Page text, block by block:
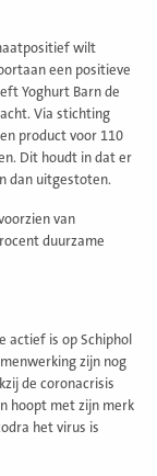
wilt
een positieve
Yoghurt Barn de
Via stichting
product voor 110
Dit houdt in dat er
dan uitgestoten.
van
duurzame
actief is op Schiphol
zijn nog
de coronacrisis
hoopt met zijn merk
het virus is